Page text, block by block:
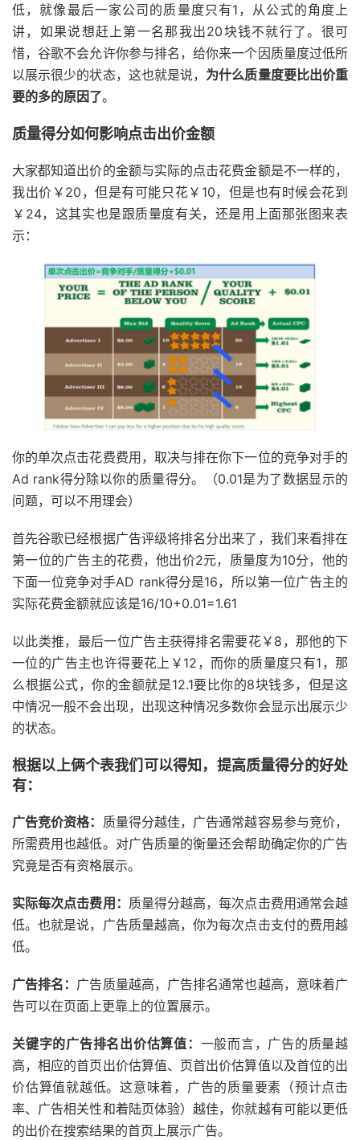
低，就像最后一家公司的质量度只有1，从公式的角度上
讲，如果说想赶上第一名那我出20块钱不就行了。很可
惜，谷歌不会允许你参与排名，给你来一个因质量度过低所
以展示很少的状态，这也就是说， 为什么质量度要比出价重
要的多的原因了。
质量得分如何影响点击出价金额
大家都知道出价的金额与实际的点击花费金额是不一样的，
我出价￥20，但是有可能只花￥10，但是也有时候会花到
￥24，这其实也是跟质量度有关，还是用上面那张图来表
示：
你的单次点击花费费用，取决与排在你下一位的竞争对手的
Ad rank得分除以你的质量得分。（0.01是为了数据显示的
问题，可以不用理会）
首先谷歌已经根据广告评级将排名分出来了，我们来看排在
第一位的广告主的花费，他出价2元，质量度为10分，他的
下面一位竞争对手AD rank得分是16，所以第一位广告主的
实际花费金额就应该是16/10+0.01=1.61
以此类推，最后一位广告主获得排名需要花￥8，那他的下
一位的广告主也许得要花上￥12，而你的质量度只有1，那
么根据公式，你的金额就是12.1要比你的8块钱多，但是这
中情况一般不会出现，出现这种情况多数你会显示出展示少
的状态。
根据以上俩个表我们可以得知，提高质量得分的好处
有：
广告竞价资格： 质量得分越佳，广告通常越容易参与竞价，
所需费用也越低。对广告质量的衡量还会帮助确定你的广告
究竟是否有资格展示。
实际每次点击费用： 质量得分越高，每次点击费用通常会越
低。也就是说，广告质量越高，你为每次点击支付的费用越
低。
广告排名： 广告质量越高，广告排名通常也越高，意味着广
告可以在页面上更靠上的位置展示。
关键字的广告排名出价估算值： 一般而言，广告的质量越
高，相应的首页出价估算值、页首出价估算值以及首位的出
价估算值就越低。这意味着，广告的质量要素（预计点击
率、广告相关性和着陆页体验）越佳，你就越有可能以更低
的出价在搜索结果的首页上展示广告。